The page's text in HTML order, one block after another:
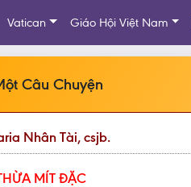
Vatican Giáo Hội Việt Nam
Câu Chuyện
Nhân Tài, csjb.
MÍT ĐẶC